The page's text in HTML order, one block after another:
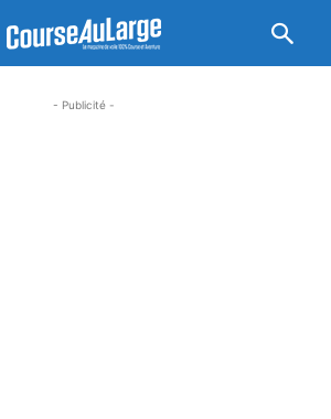
- Publicité -